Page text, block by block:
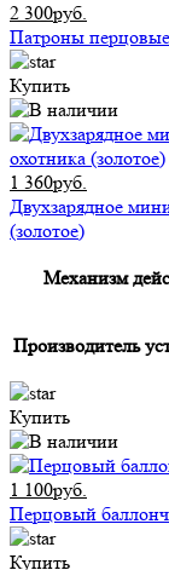
2 300руб.
Патроны
Купить
1 360руб.
Двухзарядное
(золотое)
Механизм
Производитель
Купить
1 100руб.
Перцовый
Купить